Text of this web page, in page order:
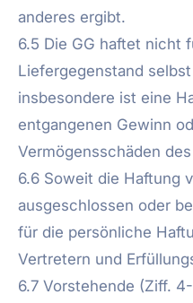
anderes ergibt.
6.5 Die GG haftet nicht
Liefergegenstand
insbesondere ist eine
entgangenen Gewinn
Vermögensschäden
6.6 Soweit die Haftung
ausgeschlossen oder
für die persönliche
Vertretern und
6.7 Vorstehende (Ziff.